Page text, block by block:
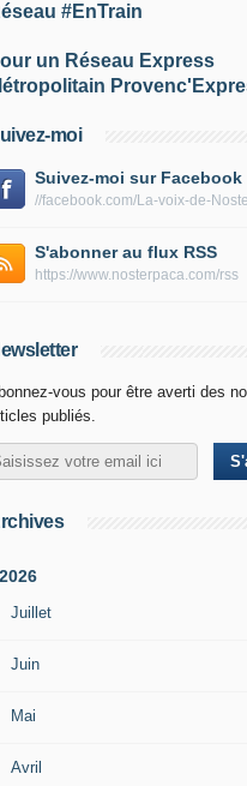
#EnTrain
un Réseau Express
moi
Suivez-moi sur Facebook
S'abonner au flux RSS
https://www.nosterpaca.com/rss
vous pour être averti des
publiés.
2026
Juillet
Juin
Mai
Avril